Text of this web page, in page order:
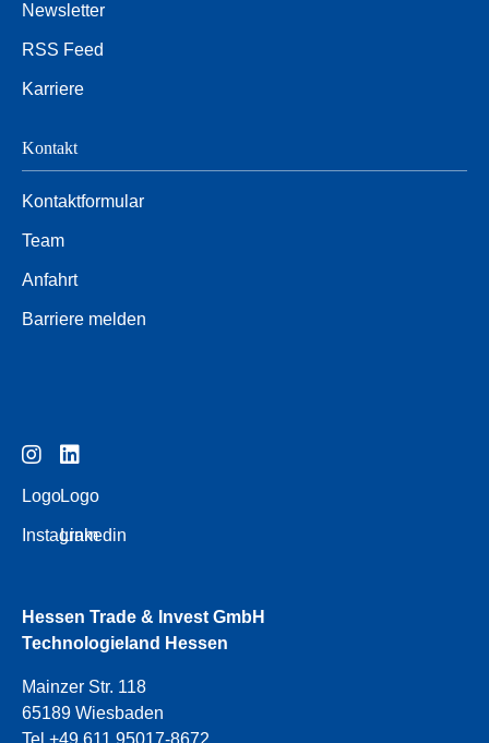
Newsletter
RSS Feed
Karriere
Kontakt
Kontaktformular
Team
Anfahrt
Barriere melden
Logo
Instagram
Logo
Linkedin
Hessen Trade & Invest GmbH
Technologieland Hessen
Mainzer Str. 118
65189 Wiesbaden
Tel +49 611 95017-8672